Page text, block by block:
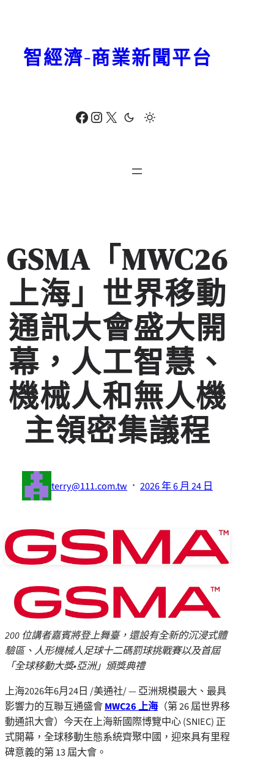
Facebook Instagram X
智經濟-商業新聞平台
GSMA「MWC26
上海」世界移動
通訊大會盛大開
幕，人工智慧、
機械人和無人機
主領密集議程
terry@111.com.tw · 2026 年 6 月 24 日
200 位講者嘉賓將登上舞臺，還設有全新的沉浸式體
驗區、人形機械人足球十二碼罰球挑戰賽以及首屆
「全球移動大獎•亞洲」頒獎典禮
上海2026年6月24日 /美通社/ — 亞洲規模最大、最具
影響力的互聯互通盛會MWC26 上海（第 26 屆世界移
動通訊大會）今天在上海新國際博覽中心 (SNIEC) 正
式開幕，全球移動生態系統齊聚中國，迎來具有里程
碑意義的第 13 屆大會。